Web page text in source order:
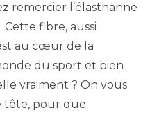
remercier l’élasthanne
fibre, aussi
au cœur de la
du sport et bien
vraiment ? On vous
tête, pour que